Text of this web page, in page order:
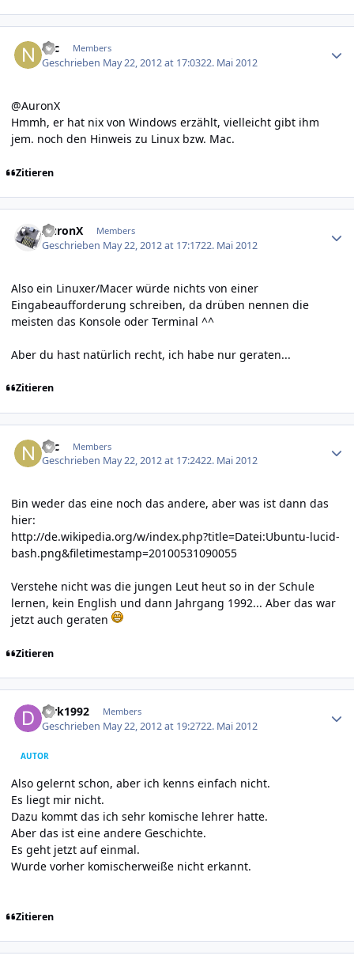
Nic Members
Geschrieben May 22, 2012 at 17:0322. Mai 2012
@AuronX
Hmmh, er hat nix von Windows erzählt, vielleicht gibt ihm
jem. noch den Hinweis zu Linux bzw. Mac.
Zitieren
AuronX Members
Geschrieben May 22, 2012 at 17:1722. Mai 2012
Also ein Linuxer/Macer würde nichts von einer
Eingabeaufforderung schreiben, da drüben nennen die
meisten das Konsole oder Terminal ^^
Aber du hast natürlich recht, ich habe nur geraten...
Zitieren
Nic Members
Geschrieben May 22, 2012 at 17:2422. Mai 2012
Bin weder das eine noch das andere, aber was ist dann das
hier:
http://de.wikipedia.org/w/index.php?title=Datei:Ubuntu-lucid-
bash.png&filetimestamp=20100531090055
Verstehe nicht was die jungen Leut heut so in der Schule
lernen, kein English und dann Jahrgang 1992... Aber das war
jetzt auch geraten
Zitieren
dirk1992 Members
Geschrieben May 22, 2012 at 19:2722. Mai 2012
AUTOR
Also gelernt schon, aber ich kenns einfach nicht.
Es liegt mir nicht.
Dazu kommt das ich sehr komische lehrer hatte.
Aber das ist eine andere Geschichte.
Es geht jetzt auf einmal.
Wurde vorher komischerweiße nicht erkannt.
Zitieren